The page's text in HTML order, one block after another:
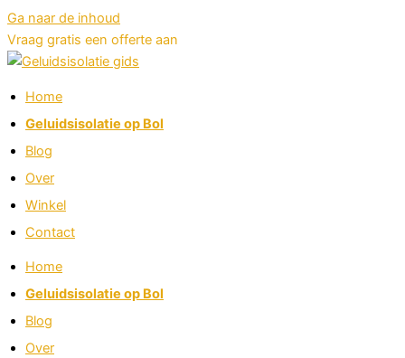
Ga naar de inhoud
Vraag gratis een offerte aan
Home
Geluidsisolatie op Bol
Blog
Over
Winkel
Contact
Home
Geluidsisolatie op Bol
Blog
Over